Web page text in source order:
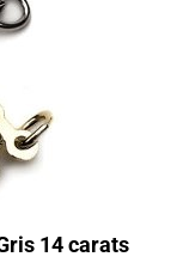
14 carats